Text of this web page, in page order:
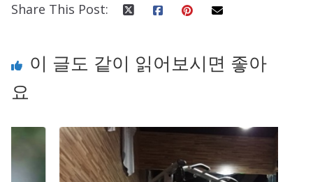
Share This Post:
이 글도 같이 읽어보시면 좋아
요